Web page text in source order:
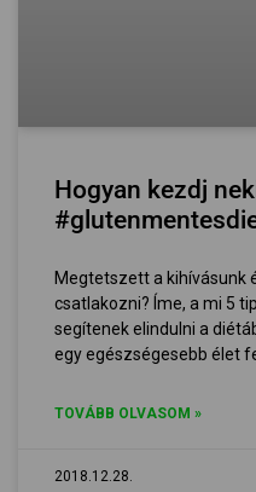
Hogyan kezdj
Megtetszett a kihívásunk
csatlakozni? Íme, a mi 5
segítenek elindulni a
egy egészségesebb élet
TOVÁBB OLVASOM »
2018.12.28.